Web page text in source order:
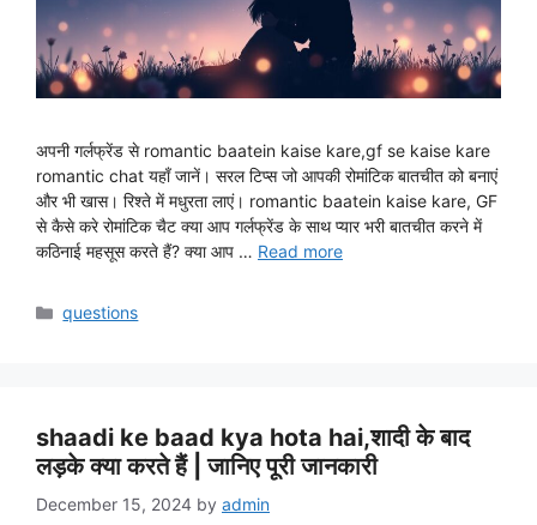
अपनी गर्लफ्रेंड से romantic baatein kaise kare,gf se kaise kare
romantic chat यहाँ जानें। सरल टिप्स जो आपकी रोमांटिक बातचीत को बनाएं
और भी खास। रिश्ते में मधुरता लाएं। romantic baatein kaise kare, GF
से कैसे करे रोमांटिक चैट क्या आप गर्लफ्रेंड के साथ प्यार भरी बातचीत करने में
कठिनाई महसूस करते हैं? क्या आप … Read more
Categories
questions
shaadi ke baad kya hota hai,शादी के बाद
लड़के क्या करते हैं | जानिए पूरी जानकारी
December 15, 2024 by admin